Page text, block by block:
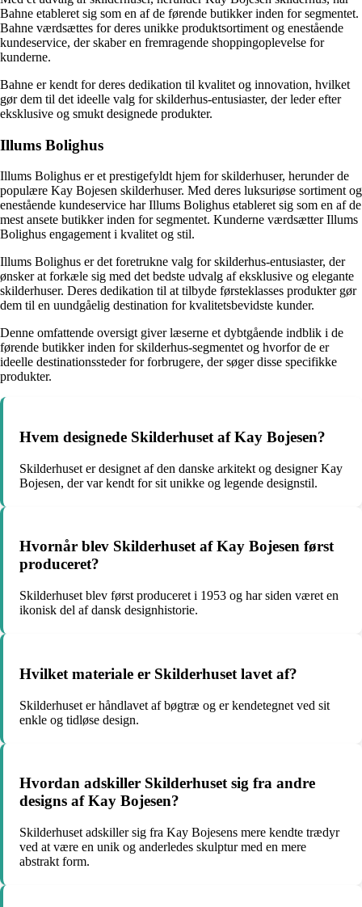
Bahne etableret sig som en af de førende butikker inden for segmentet.
Bahne værdsættes for deres unikke produktsortiment og enestående
kundeservice, der skaber en fremragende shoppingoplevelse for
kunderne.
Bahne er kendt for deres dedikation til kvalitet og innovation, hvilket
gør dem til det ideelle valg for skilderhus-entusiaster, der leder efter
eksklusive og smukt designede produkter.
Illums Bolighus
Illums Bolighus er et prestigefyldt hjem for skilderhuser, herunder de
populære Kay Bojesen skilderhuser. Med deres luksuriøse sortiment og
enestående kundeservice har Illums Bolighus etableret sig som en af de
mest ansete butikker inden for segmentet. Kunderne værdsætter Illums
Bolighus engagement i kvalitet og stil.
Illums Bolighus er det foretrukne valg for skilderhus-entusiaster, der
ønsker at forkæle sig med det bedste udvalg af eksklusive og elegante
skilderhuser. Deres dedikation til at tilbyde førsteklasses produkter gør
dem til en uundgåelig destination for kvalitetsbevidste kunder.
Denne omfattende oversigt giver læserne et dybtgående indblik i de
førende butikker inden for skilderhus-segmentet og hvorfor de er
ideelle destinationssteder for forbrugere, der søger disse specifikke
produkter.
Hvem designede Skilderhuset af Kay Bojesen?
Skilderhuset er designet af den danske arkitekt og designer Kay
Bojesen, der var kendt for sit unikke og legende designstil.
Hvornår blev Skilderhuset af Kay Bojesen først
produceret?
Skilderhuset blev først produceret i 1953 og har siden været en
ikonisk del af dansk designhistorie.
Hvilket materiale er Skilderhuset lavet af?
Skilderhuset er håndlavet af bøgtræ og er kendetegnet ved sit
enkle og tidløse design.
Hvordan adskiller Skilderhuset sig fra andre
designs af Kay Bojesen?
Skilderhuset adskiller sig fra Kay Bojesens mere kendte trædyr
ved at være en unik og anderledes skulptur med en mere
abstrakt form.